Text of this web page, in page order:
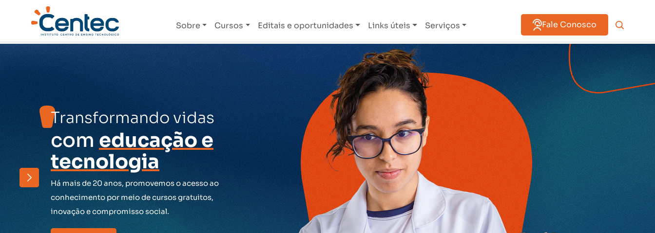
Sobre Cursos Editais e oportunidades Links úteis Serviços Fale Conosco
Transformando vidas
comeducação e
tecnologia
Há mais de 20 anos, promovemos o acesso ao
conhecimento por meio de cursos gratuitos,
inovação e compromisso social.